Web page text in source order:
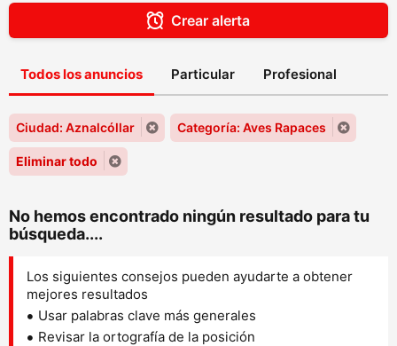
Crear alerta
Todos los anuncios Particular Profesional
Ciudad: Aznalcóllar Categoría: Aves Rapaces
Eliminar todo
No hemos encontrado ningún resultado para tu
búsqueda....
Los siguientes consejos pueden ayudarte a obtener
mejores resultados
Usar palabras clave más generales
Revisar la ortografía de la posición